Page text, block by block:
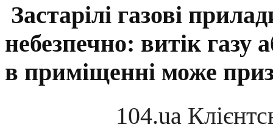
Застарілі газові
небезпечно: витік газу
в приміщенні може
104.ua